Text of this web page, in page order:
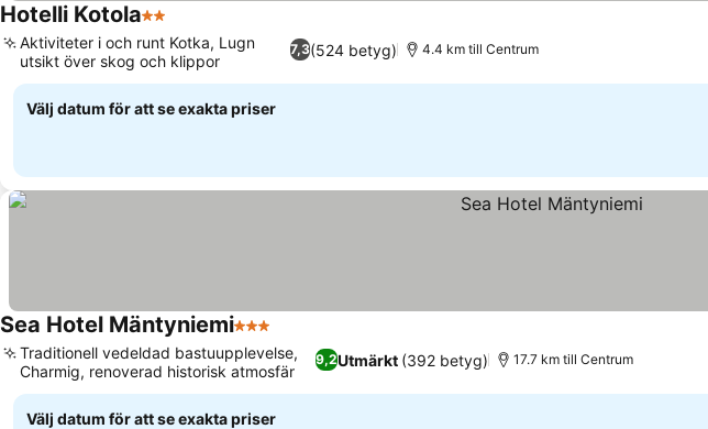
Hotelli Kotola2 Stjärnor
7,3(524 betyg)
Aktiviteter i och runt Kotka, Lugn
utsikt över skog och klippor
4.4 km till Centrum
Välj datum för att se exakta priser
Sea Hotel Mäntyniemi3 Stjärnor
9,2Utmärkt (392 betyg)
Traditionell vedeldad bastuupplevelse,
Charmig, renoverad historisk atmosfär
17.7 km till Centrum
Välj datum för att se exakta priser